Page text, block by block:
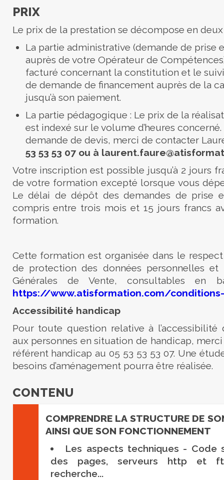
PRIX
Le prix de la prestation se décompose en deux
La partie administrative (demande de prise
auprès de votre Opérateur de
facturé concernant la constitution et le
de demande de financement auprès de la
jusqu’à son paiement.
La partie pédagogique : Le prix de la
est indexé sur le volume d’heures
demande de devis, merci de contacter
53 53 53 07ou à laurent.faure
Votre inscription est possible jusqu’à 2 jours
de votre formation excepté lorsque vous
Le délai de dépôt des demandes de prise
compris entre trois mois et 15 jours francs
formation.
Cette formation est organisée dans le
de protection des données personnelles et
Générales de Vente, consultables en
https://www.atisformation.com/
Accessibilité handicap
Pour toute question relative à
aux personnes en situation de handicap,
référent handicap au 05 53 53 53 07. Une
besoins d’aménagement pourra être réalisée.
CONTENU
COMPRENDRE LA STRUCTURE DE
AINSI QUE SON FONCTIONNEMENT
Les aspects techniques - Code
des pages, serveurs http et
recherche...